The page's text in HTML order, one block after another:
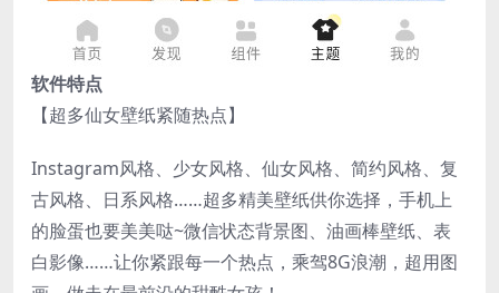
软件特点
【超多仙女壁纸紧随热点】
Instagram风格、少女风格、仙女风格、简约风格、复
古风格、日系风格……超多精美壁纸供你选择，手机上
的脸蛋也要美美哒~微信状态背景图、油画棒壁纸、表
白影像……让你紧跟每一个热点，乘驾8G浪潮，超用图